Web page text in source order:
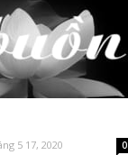
5 17, 2020 0